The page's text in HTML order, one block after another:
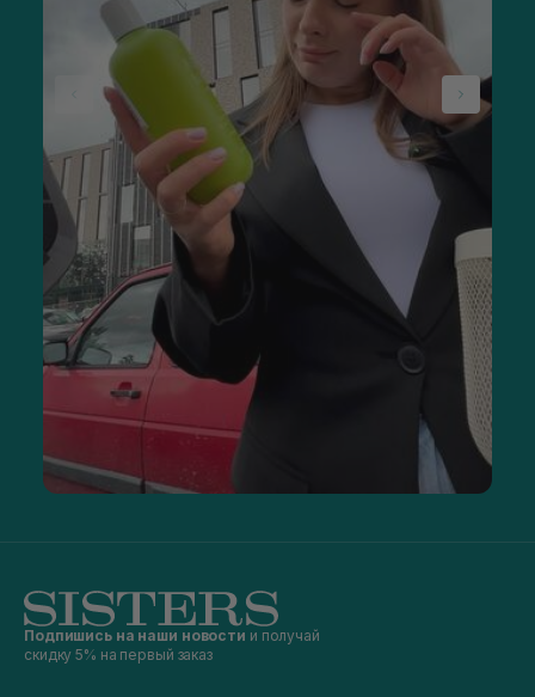
Подпишись на наши новости и получай
скидку 5% на первый заказ